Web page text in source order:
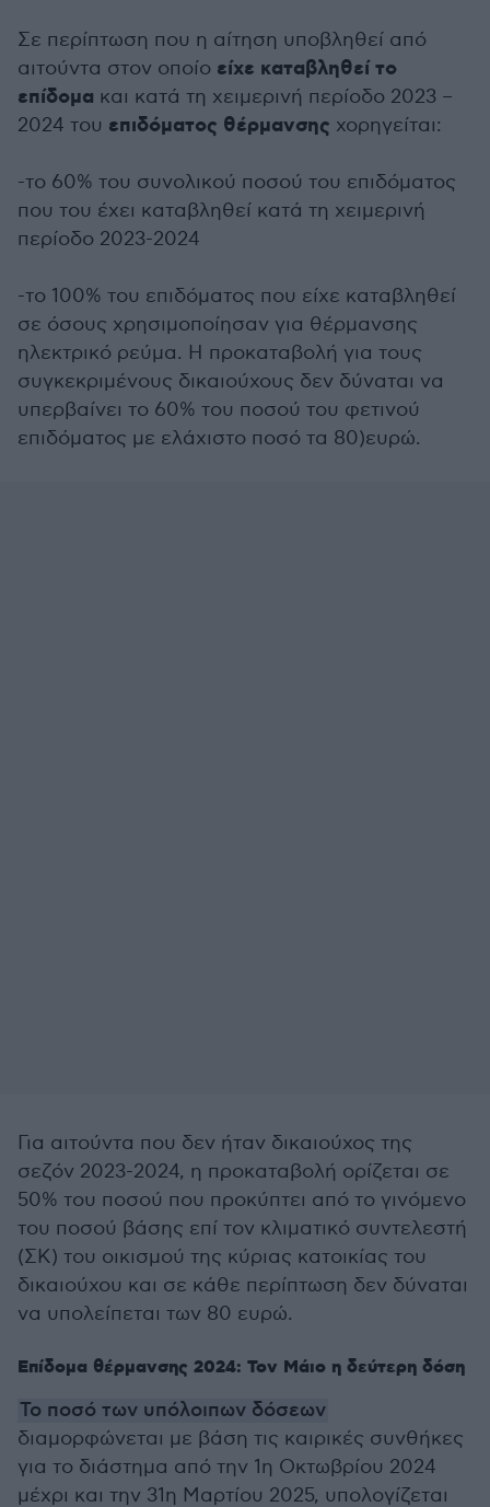
Σε περίπτωση που η αίτηση υποβληθεί από
αιτούντα στον οποίο είχε καταβληθεί το
επίδομα και κατά τη χειμερινή περίοδο 2023 –
2024 του επιδόματος θέρμανσης χορηγείται:
-το 60% του συνολικού ποσού του επιδόματος
που του έχει καταβληθεί κατά τη χειμερινή
περίοδο 2023-2024
-το 100% του επιδόματος που είχε καταβληθεί
σε όσους χρησιμοποίησαν για θέρμανσης
ηλεκτρικό ρεύμα. Η προκαταβολή για τους
συγκεκριμένους δικαιούχους δεν δύναται να
υπερβαίνει το 60% του ποσού του φετινού
επιδόματος με ελάχιστο ποσό τα 80)ευρώ.
Για αιτούντα που δεν ήταν δικαιούχος της
σεζόν 2023-2024, η προκαταβολή ορίζεται σε
50% του ποσού που προκύπτει από το γινόμενο
του ποσού βάσης επί τον κλιματικό συντελεστή
(ΣΚ) του οικισμού της κύριας κατοικίας του
δικαιούχου και σε κάθε περίπτωση δεν δύναται
να υπολείπεται των 80 ευρώ.
Επίδομα θέρμανσης 2024: Τον Μάιο η δεύτερη δόση
Το ποσό των υπόλοιπων δόσεων
διαμορφώνεται με βάση τις καιρικές συνθήκες
για το διάστημα από την 1η Οκτωβρίου 2024
μέχρι και την 31η Μαρτίου 2025, υπολογίζεται